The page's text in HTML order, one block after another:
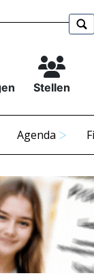
Stellen
Agenda